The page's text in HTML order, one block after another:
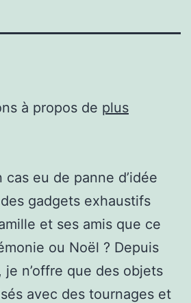
à propos de plus
cas eu de panne d’idée
gadgets exhaustifs
et ses amis que ce
ou Noël ? Depuis
n’offre que des objets
avec des tournages et